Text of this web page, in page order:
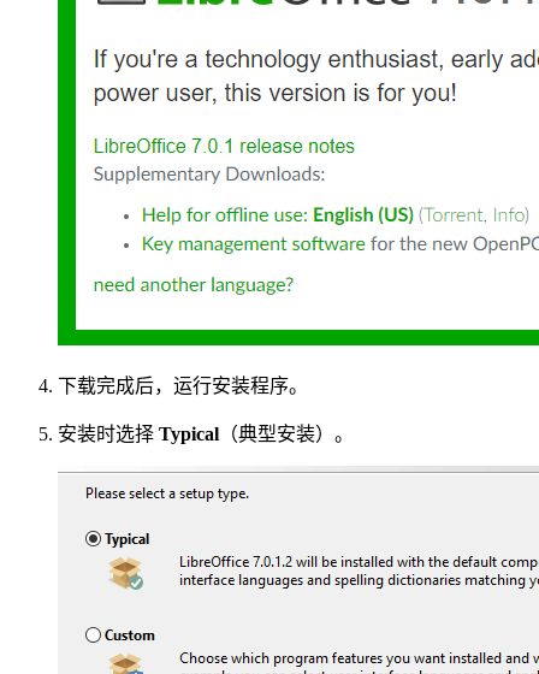
下载完成后，运行安装程序。
安装时选择 Typical （典型安装）。